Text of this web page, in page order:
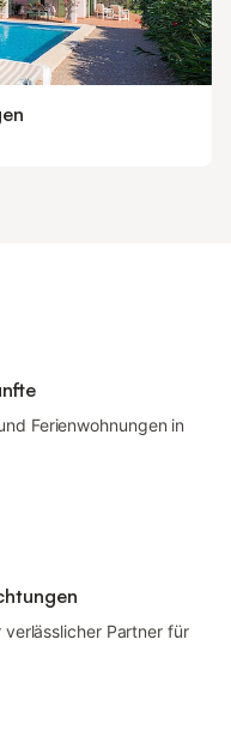
Ferienwohnungen in
Partner für